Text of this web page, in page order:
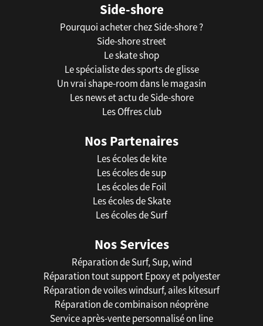
Side-shore
Pourquoi acheter chez Side-shore ?
Side-shore street
Le skate shop
Le spécialiste des sports de glisse
Un vrai shape-room dans le magasin
Les news et actu de Side-shore
Les Offres club
Nos Partenaires
Les écoles de kite
Les écoles de sup
Les écoles de Foil
Les écoles de Skate
Les écoles de Surf
Nos Services
Réparation de Surf, Sup, wind
Réparation tout support Epoxy et polyester
Réparation de voiles windsurf, ailes kitesurf
Réparation de combinaison néoprène
Service après-vente personnalisé on line